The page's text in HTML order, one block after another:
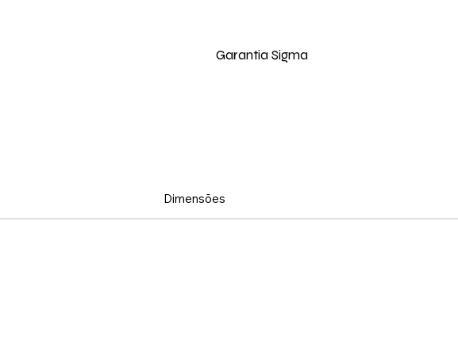
Garantia Sigma
Dimensões